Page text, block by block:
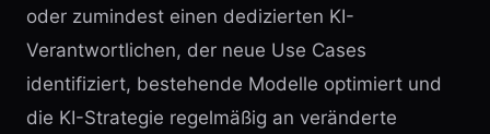
oder zumindest einen dedizierten KI-
Verantwortlichen, der neue Use Cases
identifiziert, bestehende Modelle optimiert und
die KI-Strategie regelmäßig an veränderte